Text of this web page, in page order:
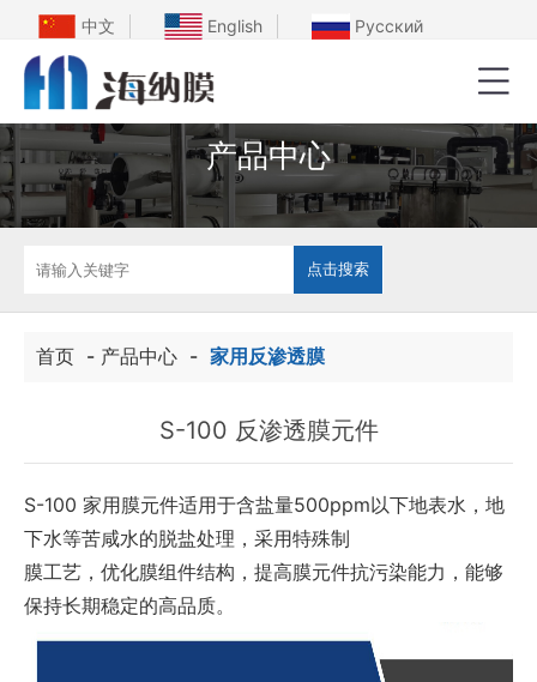
中文 English Русский
产品中心
首页 - 产品中心 - 家用反渗透膜
S-100 反渗透膜元件
S-100 家用膜元件适用于含盐量500ppm以下地表水，地
下水等苦咸水的脱盐处理，采用特殊制
膜工艺，优化膜组件结构，提高膜元件抗污染能力，能够
保持长期稳定的高品质。